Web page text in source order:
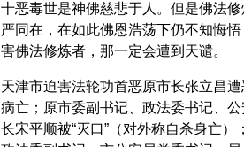
十恶毒世是神佛慈悲于人。但是佛法修
严同在，在如此佛恩浩荡下仍不知悔悟
害佛法修炼者，那一定会遭到天谴。
天津市迫害法轮功首恶原市长张立昌遭
病亡；原市委副书记、政法委书记、公
长宋平顺被“灭口”（对外称自杀身亡）